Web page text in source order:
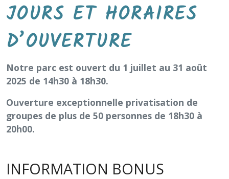
JOURS ET HORAIRES
D’OUVERTURE
Notre parc est ouvert du 1 juillet au 31 août
2025 de 14h30 à 18h30.
Ouverture exceptionnelle privatisation de
groupes de plus de 50 personnes de 18h30 à
20h00.
INFORMATION BONUS